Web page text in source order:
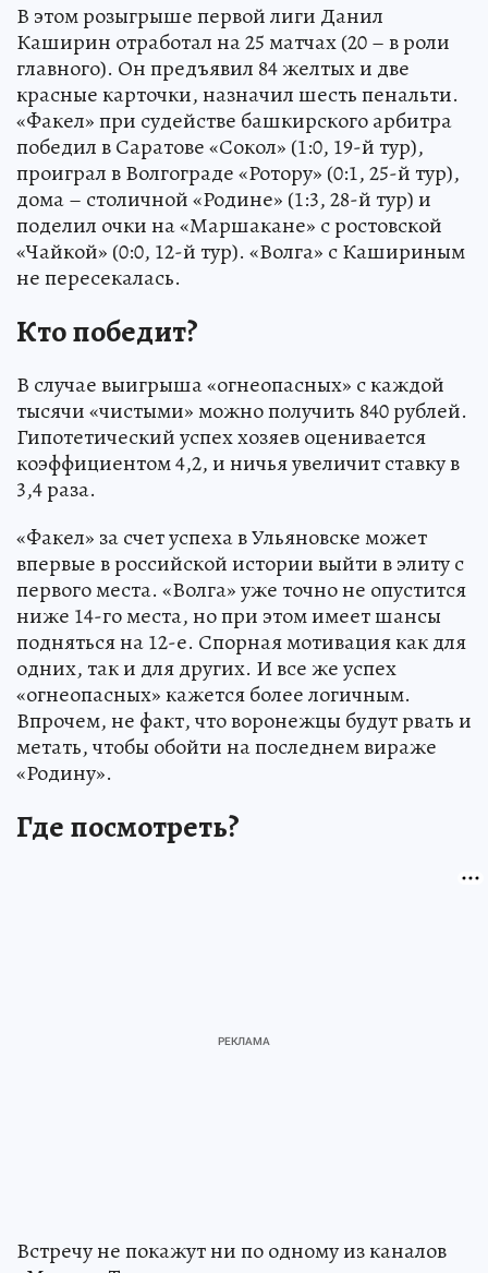
В этом розыгрыше первой лиги Данил
Каширин отработал на 25 матчах (20 – в роли
главного). Он предъявил 84 желтых и две
красные карточки, назначил шесть пенальти.
«Факел» при судействе башкирского арбитра
победил в Саратове «Сокол» (1:0, 19-й тур),
проиграл в Волгограде «Ротору» (0:1, 25-й тур),
дома – столичной «Родине» (1:3, 28-й тур) и
поделил очки на «Маршакане» с ростовской
«Чайкой» (0:0, 12-й тур). «Волга» с Кашириным
не пересекалась.
Кто победит?
В случае выигрыша «огнеопасных» с каждой
тысячи «чистыми» можно получить 840 рублей.
Гипотетический успех хозяев оценивается
коэффициентом 4,2, и ничья увеличит ставку в
3,4 раза.
«Факел» за счет успеха в Ульяновске может
впервые в российской истории выйти в элиту с
первого места. «Волга» уже точно не опустится
ниже 14-го места, но при этом имеет шансы
подняться на 12-е. Спорная мотивация как для
одних, так и для других. И все же успех
«огнеопасных» кажется более логичным.
Впрочем, не факт, что воронежцы будут рвать и
метать, чтобы обойти на последнем вираже
«Родину».
Где посмотреть?
Встречу не покажут ни по одному из каналов